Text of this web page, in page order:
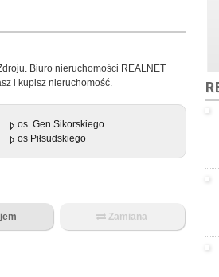
Biuro nieruchomości REALNET
i kupisz nieruchomość.
os. Gen.Sikorskiego
os Piłsudskiego
Zamiana